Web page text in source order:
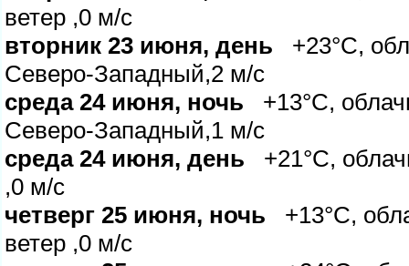
етер ,0 м/с
торник 23 июня, день +23°C,
Северо-Западный,2 м/с
среда 24 июня, ночь +13°C,
Северо-Западный,1 м/с
среда 24 июня, день +21°C,
,0 м/с
четверг 25 июня, ночь +13°C,
етер ,0 м/с